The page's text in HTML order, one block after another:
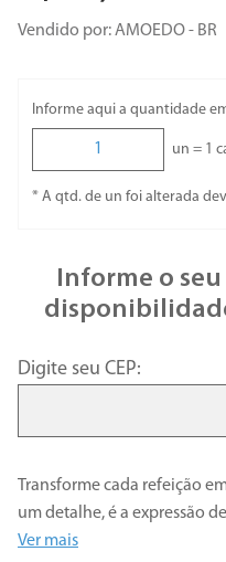
Vendido por:AMOEDO - BR
Informe aqui a quantidade
un = 1
* A qtd. de un foi alterada
Informe o seu
Digite seu CEP:
Transforme cada refeição
um detalhe, é a expressão
Ver mais